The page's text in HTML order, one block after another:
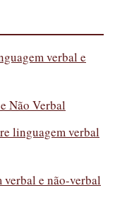
verbal e
Não Verbal
linguagem verbal
verbal e não-verbal